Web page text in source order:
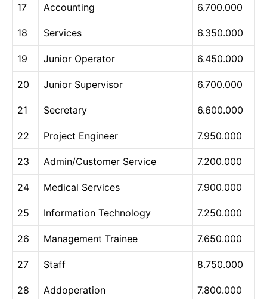
17 Accounting 6.700.000
18 Services 6.350.000
19 Junior Operator 6.450.000
20 Junior Supervisor 6.700.000
21 Secretary 6.600.000
22 Project Engineer 7.950.000
23 Admin/Customer Service 7.200.000
24 Medical Services 7.900.000
25 Information Technology 7.250.000
26 Management Trainee 7.650.000
27 Staff 8.750.000
28 Addoperation 7.800.000